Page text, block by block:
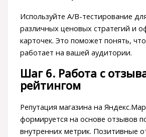
Используйте A/B-тестирование
различных ценовых стратегий и
карточек. Это поможет понять,
работает на вашей аудитории.
Шаг 6. Работа с
рейтингом
Репутация магазина на
формируется на основе отзывов
внутренних метрик. Позитивные